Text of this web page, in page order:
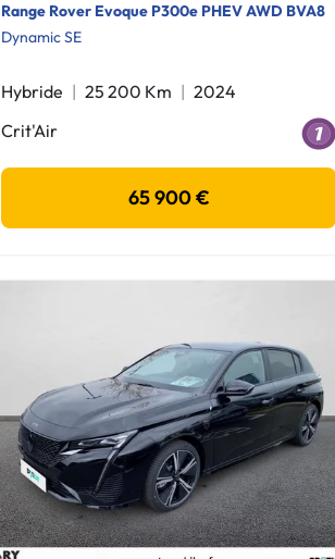
Range Rover Evoque P300e PHEV AWD BVA8
Dynamic SE
Hybride 25 200 Km
2024
Crit'Air
65 900 €